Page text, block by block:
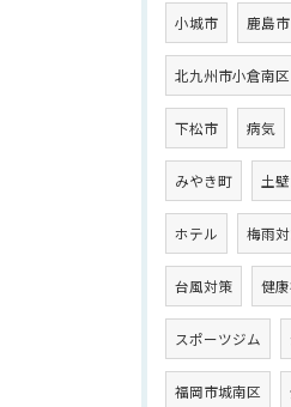
小城市 鹿島市
北九州市小倉南区
下松市 病気
みやき町 土
ホテル 梅雨
台風対策 健
スポーツジム
福岡市城南区